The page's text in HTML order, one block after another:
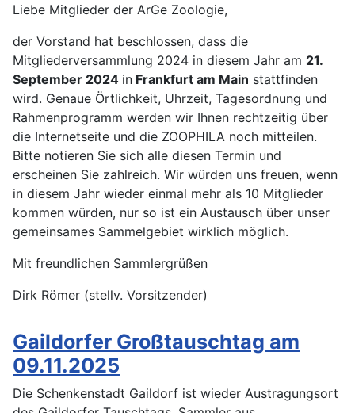
Liebe Mitglieder der ArGe Zoologie,
der Vorstand hat beschlossen, dass die
Mitgliederversammlung 2024 in diesem Jahr am 21.
September 2024 in Frankfurt am Main stattfinden
wird. Genaue Örtlichkeit, Uhrzeit, Tagesordnung und
Rahmenprogramm werden wir Ihnen rechtzeitig über
die Internetseite und die ZOOPHILA noch mitteilen.
Bitte notieren Sie sich alle diesen Termin und
erscheinen Sie zahlreich. Wir würden uns freuen, wenn
in diesem Jahr wieder einmal mehr als 10 Mitglieder
kommen würden, nur so ist ein Austausch über unser
gemeinsames Sammelgebiet wirklich möglich.
Mit freundlichen Sammlergrüßen
Dirk Römer (stellv. Vorsitzender)
Gaildorfer Großtauschtag am
09.11.2025
Die Schenkenstadt Gaildorf ist wieder Austragungsort